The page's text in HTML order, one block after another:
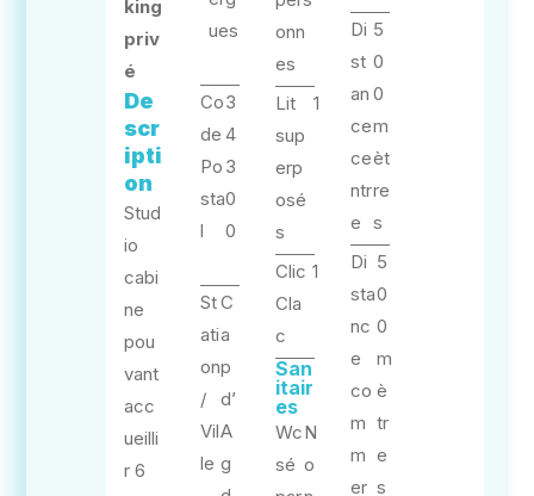
king
priv
é
De
scr
ipti
on
Stud
io
cabi
ne
pou
vant
acc
ueilli
r 6
ues
Co
de
Po
sta
l
3
4
3
0
0
St
ati
on
/
Vil
le
C
a
p
d’
A
g
onn
es
Lit
sup
erp
osé
s
1
Clic
Cla
c
1
San
itair
es
Wc
sé
N
o
Di
st
an
ce
ce
ntr
e
5
0
0
m
èt
re
s
Di
sta
nc
e
co
m
m
er
5
0
0
m
è
tr
e
s